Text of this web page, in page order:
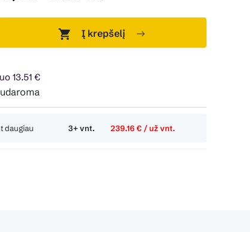
Į krepšelį
13.51 €
mėn. terminui, metinė palūkanų norma – 0%,
daugiau 3+ vnt. 239.16 € / už vnt.